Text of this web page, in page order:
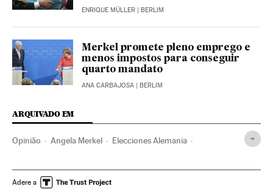
ENRIQUE MÜLLER | BERLIM
Merkel promete pleno emprego e
menos impostos para conseguir
quarto mandato
ANA CARBAJOSA | BERLIM
ARQUIVADO EM
Opinião Angela Merkel Elecciones Alemania
União Europeia Europa
Adere a